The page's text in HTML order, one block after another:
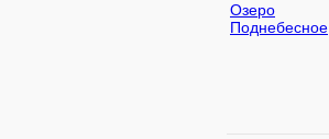
Озеро
Поднебесное